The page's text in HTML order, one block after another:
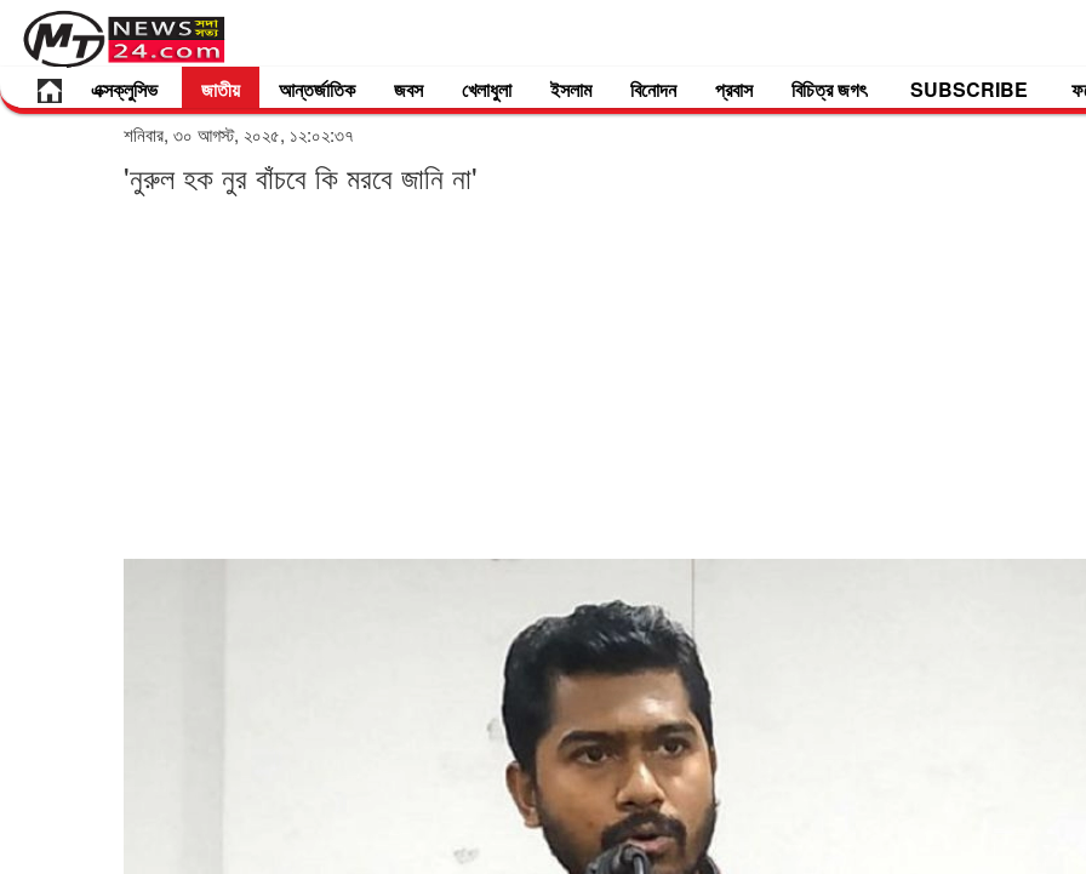
এক্সক্লুসিভ জাতীয় আন্তর্জাতিক জবস খেলাধুলা ইসলাম বিনোদন প্রবাস বিচিত্র জগৎ SUBSCRIBE
শনিবার, ৩০ আগস্ট, ২০২৫, ১২:০২:৩৭
'নুরুল হক নুর বাঁচবে কি মরবে জানি না'